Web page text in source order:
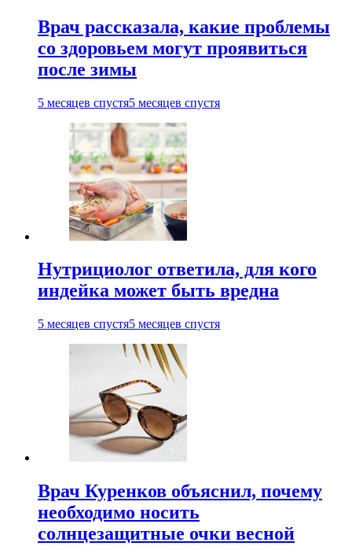
Врач рассказала, какие проблемы
со здоровьем могут проявиться
после зимы
5 месяцев спустя5 месяцев спустя
Нутрициолог ответила, для кого
индейка может быть вредна
5 месяцев спустя5 месяцев спустя
Врач Куренков объяснил, почему
необходимо носить
солнцезащитные очки весной